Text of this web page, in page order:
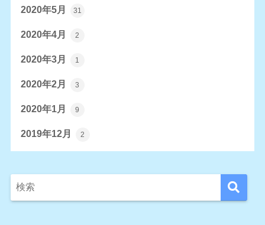
2020年5月 31
2020年4月 2
2020年3月 1
2020年2月 3
2020年1月 9
2019年12月 2